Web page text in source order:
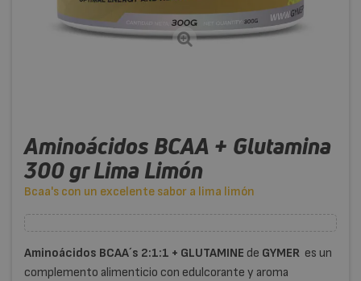
Aminoácidos BCAA + Glutamina
300 gr Lima Limón
Bcaa's con un excelente sabor a lima limón
Aminoácidos BCAA´s 2:1:1 + GLUTAMINE de GYMER es un
complemento alimenticio con edulcorante y aroma